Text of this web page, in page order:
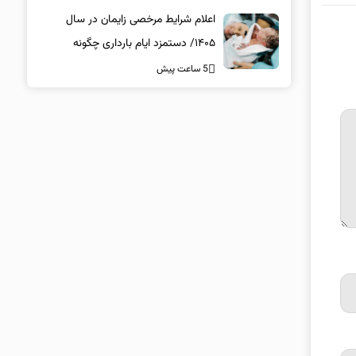
اعلام شرایط مرخصی زایمان در سال
۱۴۰۵/ دستمزد ایام بارداری چگونه
پرداخت می‌شود؟
5 ساعت پیش